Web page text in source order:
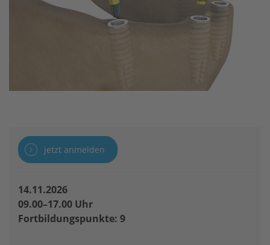
jetzt anmelden
14.11.2026
09.00–17.00 Uhr
Fortbildungspunkte: 9